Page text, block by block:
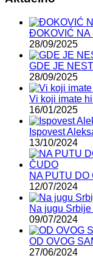
ĐOKOVIĆ NA
28/09/2025
GDE JE
28/09/2025
Vi koji imate
16/01/2025
Ispovest
13/10/2024
NA PUTU
12/07/2024
Na jugu
09/07/2024
OD OVOG
27/06/2024